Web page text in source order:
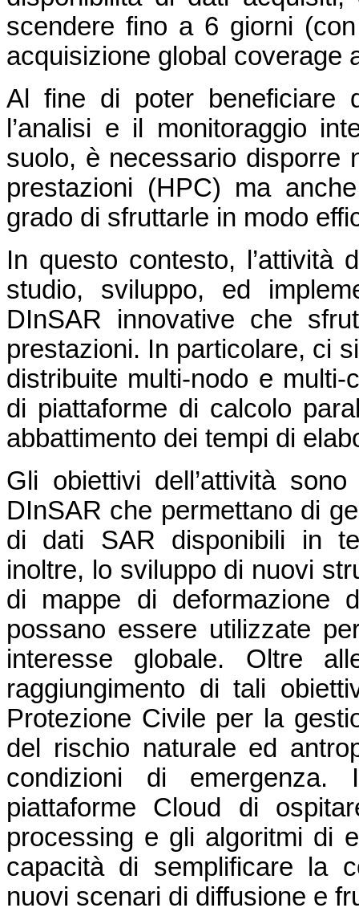
scendere fino a 6 giorni
acquisizione global coverage
Al fine di poter beneficiare
l’analisi e il monitoraggio
suolo, è necessario disporre
prestazioni (HPC) ma
grado di sfruttarle in modo
In questo contesto, l’attività
studio, sviluppo, ed
DInSAR innovative che
prestazioni. In particolare, ci
distribuite multi-nodo e
di piattaforme di calcolo
abbattimento dei tempi di
Gli obiettivi dell’attività
DInSAR che permettano di
di dati SAR disponibili in
inoltre, lo sviluppo di nuovi
di mappe di deformazione
possano essere utilizzate
interesse globale. Oltre
raggiungimento di tali
Protezione Civile per la
del rischio naturale ed
condizioni di emergenza.
piattaforme Cloud di
processing e gli algoritmi di
capacità di semplificare la
nuovi scenari di diffusione e